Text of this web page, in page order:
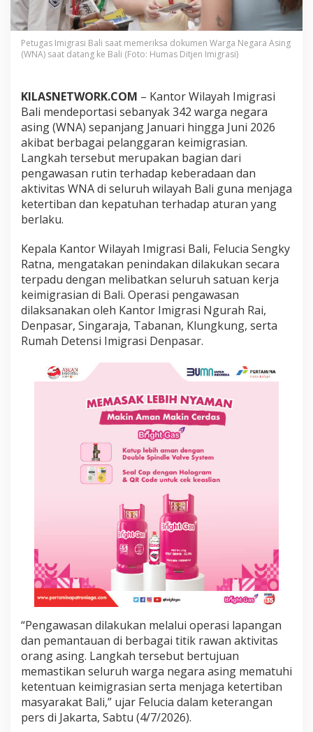
A
,
S
e
m
t
r
I
2
0
2
6
,
d
O
v
e
r
s
t
a
y
Petugas Imigrasi Bali saat memeriksa dokumen Warga Negara Asing
(WNA) saat datang ke Bali (Foto: Humas Ditjen Imigrasi)
KILASNETWORK.COM – Kantor Wilayah Imigrasi
Bali mendeportasi sebanyak 342 warga negara
asing (WNA) sepanjang Januari hingga Juni 2026
akibat berbagai pelanggaran keimigrasian.
Langkah tersebut merupakan bagian dari
pengawasan rutin terhadap keberadaan dan
aktivitas WNA di seluruh wilayah Bali guna menjaga
ketertiban dan kepatuhan terhadap aturan yang
berlaku.
Kepala Kantor Wilayah Imigrasi Bali, Felucia Sengky
Ratna, mengatakan penindakan dilakukan secara
terpadu dengan melibatkan seluruh satuan kerja
keimigrasian di Bali. Operasi pengawasan
dilaksanakan oleh Kantor Imigrasi Ngurah Rai,
Denpasar, Singaraja, Tabanan, Klungkung, serta
Rumah Detensi Imigrasi Denpasar.
“Pengawasan dilakukan melalui operasi lapangan
dan pemantauan di berbagai titik rawan aktivitas
orang asing. Langkah tersebut bertujuan
memastikan seluruh warga negara asing mematuhi
ketentuan keimigrasian serta menjaga ketertiban
masyarakat Bali,” ujar Felucia dalam keterangan
pers di Jakarta, Sabtu (4/7/2026).